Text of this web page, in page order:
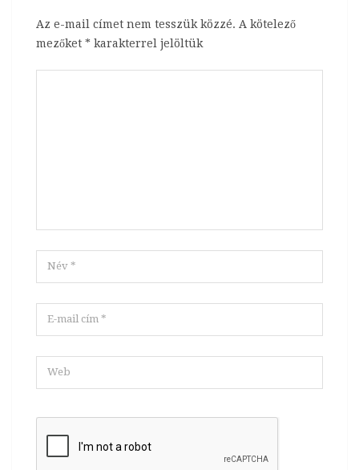
Az e-mail címet nem tesszük közzé. A kötelező
mezőket * karakterrel jelöltük